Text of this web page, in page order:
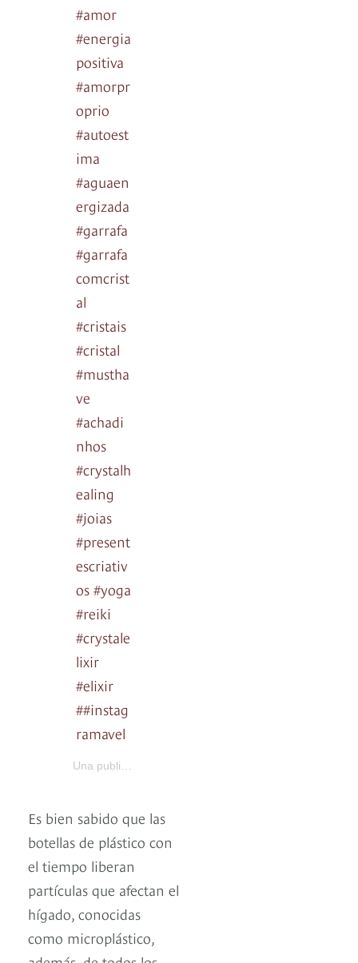
#amor
#energia
positiva
#amorpr
oprio
#autoest
ima
#aguaen
ergizada
#garrafa
#garrafa
comcrist
al
#cristais
#cristal
#mustha
ve
#achadi
nhos
#crystalh
ealing
#joias
#present
escriativ
os #yoga
#reiki
#crystale
lixir
#elixir
##instag
ramavel
Es bien sabido que las
botellas de plástico con
el tiempo liberan
partículas que afectan el
hígado, conocidas
como microplástico,